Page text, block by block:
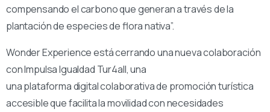
compensando el carbono que generan a través de la
plantación de especies de flora nativa”.
Wonder Experience está cerrando una nueva colaboración
con Impulsa Igualdad Tur4all, una
una plataforma digital colaborativa de promoción turística
accesible que facilita la movilidad con necesidades